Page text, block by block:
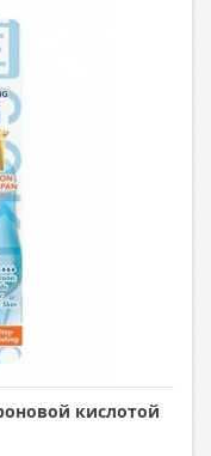
кислотой